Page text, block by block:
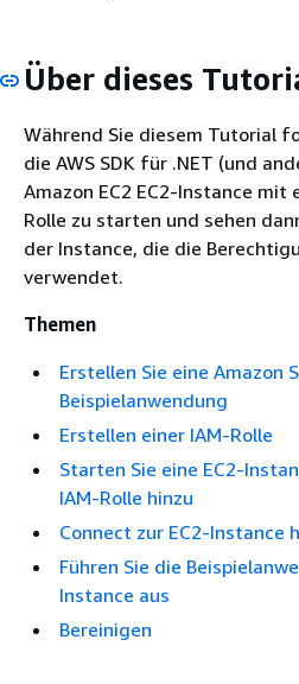
Über dieses
Während Sie diesem Tutorial
die AWS SDK für .NET (und
Amazon EC2 EC2-Instance mit
Rolle zu starten und sehen
der Instance, die die
verwendet.
Themen
Erstellen Sie eine Amazon
Beispielanwendung
Erstellen einer IAM-Rolle
Starten Sie eine EC2-
IAM-Rolle hinzu
Connect zur EC2-Instance
Führen Sie die
Instance aus
Bereinigen